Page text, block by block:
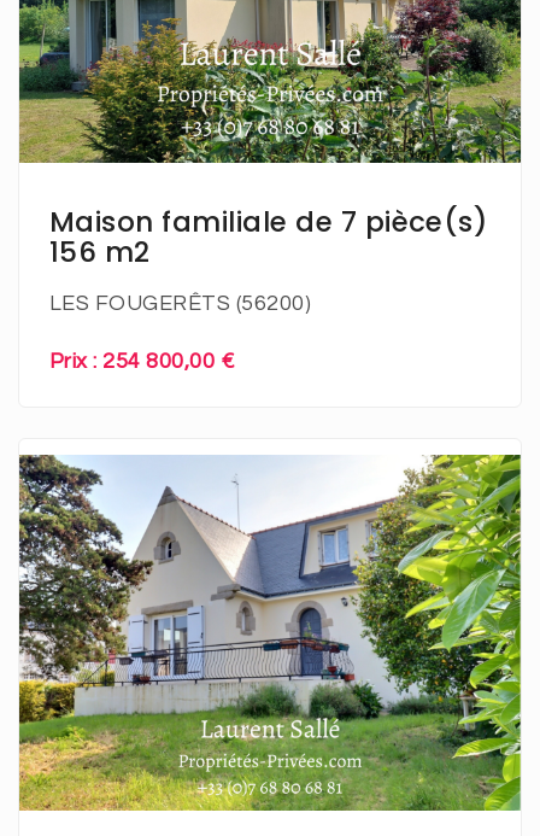
Maison familiale de 7 pièce(s)
156 m2
LES FOUGERÊTS (56200)
Prix : 254 800,00 €
En savoir plus
En savoir plus